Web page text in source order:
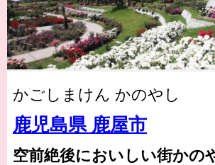
かごしまけん かのやし
鹿児島県 鹿屋市
空前絶後においしい街かの